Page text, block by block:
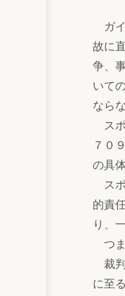
ガイ
故に
争、
いて
なら
スポ
７０
の具
スポ
的責
り、
つま
裁判
に至